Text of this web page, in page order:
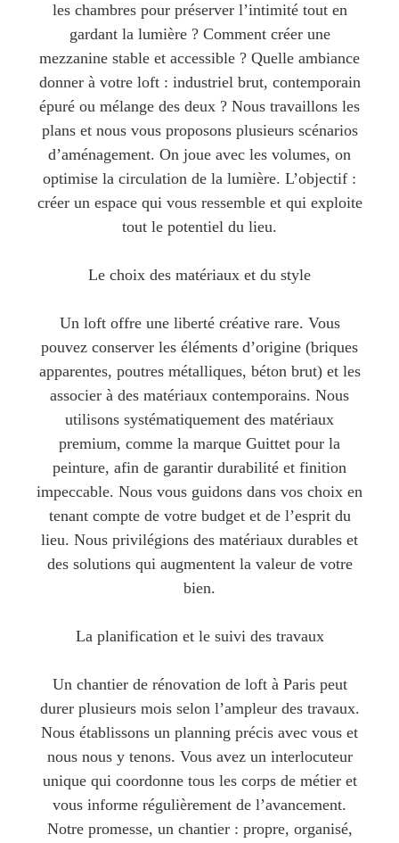
les chambres pour préserver l’intimité tout en
gardant la lumière ? Comment créer une
mezzanine stable et accessible ? Quelle ambiance
donner à votre loft : industriel brut, contemporain
épuré ou mélange des deux ? Nous travaillons les
plans et nous vous proposons plusieurs scénarios
d’aménagement. On joue avec les volumes, on
optimise la circulation de la lumière. L’objectif :
créer un espace qui vous ressemble et qui exploite
tout le potentiel du lieu.
Le choix des matériaux et du style
Un loft offre une liberté créative rare. Vous
pouvez conserver les éléments d’origine (briques
apparentes, poutres métalliques, béton brut) et les
associer à des matériaux contemporains. Nous
utilisons systématiquement des matériaux
premium, comme la marque Guittet pour la
peinture, afin de garantir durabilité et finition
impeccable. Nous vous guidons dans vos choix en
tenant compte de votre budget et de l’esprit du
lieu. Nous privilégions des matériaux durables et
des solutions qui augmentent la valeur de votre
bien.
La planification et le suivi des travaux
Un chantier de rénovation de loft à Paris peut
durer plusieurs mois selon l’ampleur des travaux.
Nous établissons un planning précis avec vous et
nous nous y tenons. Vous avez un interlocuteur
unique qui coordonne tous les corps de métier et
vous informe régulièrement de l’avancement.
Notre promesse, un chantier : propre, organisé,